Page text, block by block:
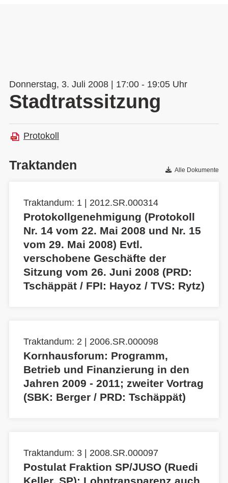
Donnerstag, 3. Juli 2008 | 17:00 - 19:05 Uhr
Stadtratssitzung
Protokoll
Traktanden Alle Dokumente
Traktandum: 1 | 2012.SR.000314
Protokollgenehmigung (Protokoll
Nr. 14 vom 22. Mai 2008 und Nr. 15
vom 29. Mai 2008) Evtl.
verschobene Geschäfte der
Sitzung vom 26. Juni 2008 (PRD:
Tschäppät / FPI: Hayoz / TVS: Rytz)
Traktandum: 2 | 2006.SR.000098
Kornhausforum: Programm,
Betrieb und Finanzierung in den
Jahren 2009 - 2011; zweiter Vortrag
(SBK: Berger / PRD: Tschäppät)
Traktandum: 3 | 2008.SR.000097
Postulat Fraktion SP/JUSO (Ruedi